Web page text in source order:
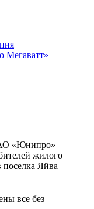
«Юнипро»
жилого
поселка Яйва
все без